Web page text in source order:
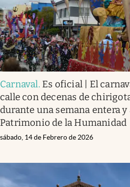
Clima
Mundial 2026
Eventos Corporativos
El Cronista Studio
Mediakit
abre en nueva pestaña
Argentina
Carnaval. Es oficial | El
calle con decenas de
durante una semana entera y
Patrimonio de la Humanidad
sábado, 14 de Febrero de 2026